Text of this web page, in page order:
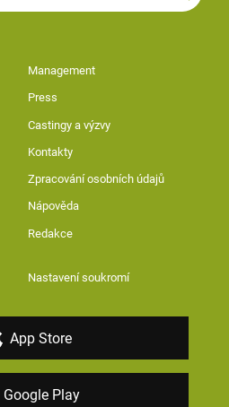
Management
Press
Castingy a výzvy
Kontakty
Zpracování osobních údajů
Nápověda
Redakce
Nastavení soukromí
App Store
Google Play